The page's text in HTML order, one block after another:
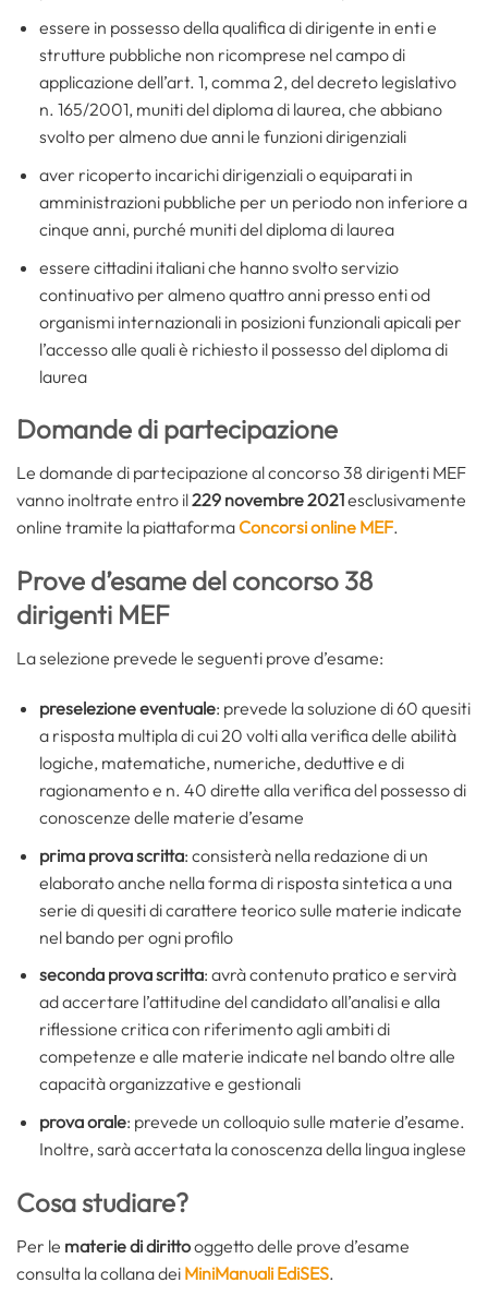
essere in possesso della qualifica di dirigente in enti e
strutture pubbliche non ricomprese nel campo di
applicazione dell’art. 1, comma 2, del decreto legislativo
n. 165/2001, muniti del diploma di laurea, che abbiano
svolto per almeno due anni le funzioni dirigenziali
aver ricoperto incarichi dirigenziali o equiparati in
amministrazioni pubbliche per un periodo non inferiore a
cinque anni, purché muniti del diploma di laurea
essere cittadini italiani che hanno svolto servizio
continuativo per almeno quattro anni presso enti od
organismi internazionali in posizioni funzionali apicali per
l’accesso alle quali è richiesto il possesso del diploma di
laurea
Domande di partecipazione
Le domande di partecipazione al concorso 38 dirigenti MEF
vanno inoltrate entro il229 novembre 2021esclusivamente
online tramite la piattaformaConcorsi online MEF.
Prove d’esame del concorso 38
dirigenti MEF
La selezione prevede le seguenti prove d’esame:
preselezione eventuale: prevede la soluzione di 60 quesiti
a risposta multipla di cui 20 volti alla verifica delle abilità
logiche, matematiche, numeriche, deduttive e di
ragionamento e n. 40 dirette alla verifica del possesso di
conoscenze delle materie d’esame
prima prova scritta: consisterà nella redazione di un
elaborato anche nella forma di risposta sintetica a una
serie di quesiti di carattere teorico sulle materie indicate
nel bando per ogni profilo
seconda prova scritta: avrà contenuto pratico e servirà
ad accertare l’attitudine del candidato all’analisi e alla
riflessione critica con riferimento agli ambiti di
competenze e alle materie indicate nel bando oltre alle
capacità organizzative e gestionali
prova orale: prevede un colloquio sulle materie d’esame.
Inoltre, sarà accertata la conoscenza della lingua inglese
Cosa studiare?
Per le materie di dirittooggetto delle prove d’esame
consulta la collana dei MiniManuali EdiSES.